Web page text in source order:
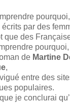
par des
que des
de Martine
,
entre des
populaires.
je conclurai